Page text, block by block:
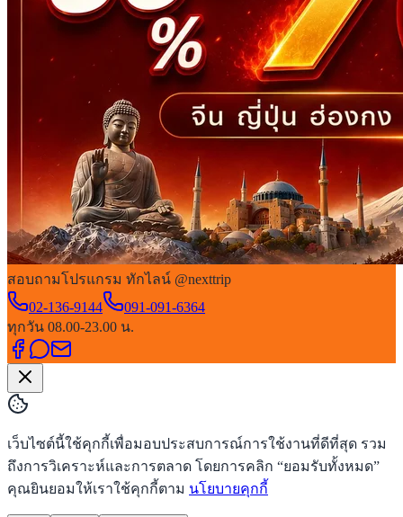
สอบถามโปรแกรม ทักไลน์ @nexttrip
02-136-9144
091-091-6364
ทุกวัน 08.00-23.00 น.
เว็บไซต์นี้ใช้คุกกี้เพื่อมอบประสบการณ์การใช้งานที่ดีที่สุด รวม
ถึงการวิเคราะห์และการตลาด โดยการคลิก “ยอมรับทั้งหมด”
คุณยินยอมให้เราใช้คุกกี้ตาม นโยบายคุกกี้